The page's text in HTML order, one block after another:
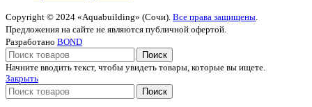
Copyright © 2024 «Aquabuilding» (Сочи). Все права защищены.
Предложения на сайте не являются публичной офертой.
Разработано BOND
Поиск
Начните вводить текст, чтобы увидеть товары, которые вы ищете.
Закрыть
Поиск